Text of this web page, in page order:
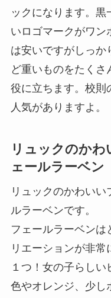
ックになります。
いロゴマークがワン
は安いですがしっか
ど重いものをたくさ
役に立ちます。校則
人気がありますよ。
リュックのかわ
ェールラーベン
リュックのかわい
ルラーベンです。
フェールラーベン
リエーションが非
１つ！女の子らし
色やオレンジ、少し